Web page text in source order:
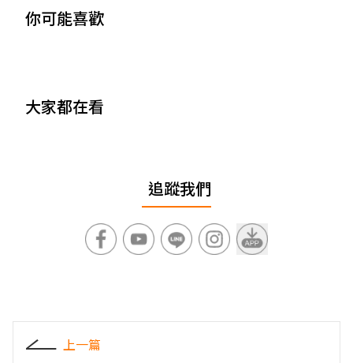
你可能喜歡
大家都在看
追蹤我們
上一篇